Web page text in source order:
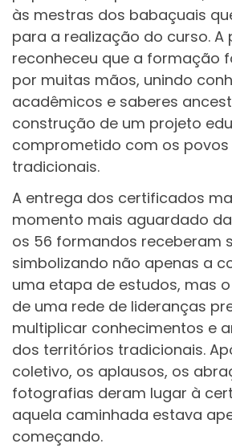
às mestras dos babaçuais
para a realização do curso.
reconheceu que a formação
por muitas mãos, unindo
acadêmicos e saberes
construção de um projeto
comprometido com os
tradicionais.
A entrega dos certificados
momento mais aguardado
os 56 formandos receberam
simbolizando não apenas a
uma etapa de estudos, mas
de uma rede de lideranças
multiplicar conhecimentos e
dos territórios tradicionais.
coletivo, os aplausos, os
fotografias deram lugar à
aquela caminhada estava
começando.